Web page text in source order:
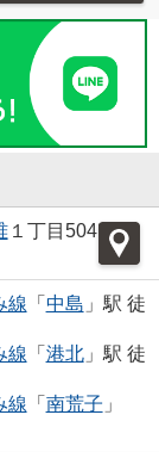
１丁目504
線 「 中島 」駅 徒
線 「 港北」駅 徒
線 「 南荒子 」